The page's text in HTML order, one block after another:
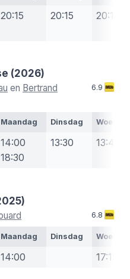
20:15 20:15 20:15
(2026)
en Bertrand
6.9
Maandag Dinsdag
14:00
18:30
13:30 13:45
6.8
Maandag Dinsdag
14:00 17:15